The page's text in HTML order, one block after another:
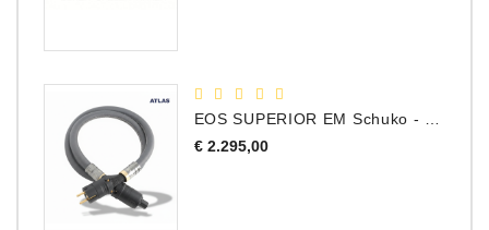
EOS SUPERIOR EM Schuko - C15 - Netstroom Kabel, 1.0 Meter
€ 2.295,00Prijs